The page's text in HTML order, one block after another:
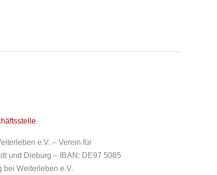
e.V. – Verein für
und Dieburg – IBAN: DE97 5085
bei Weiterleben e.V.